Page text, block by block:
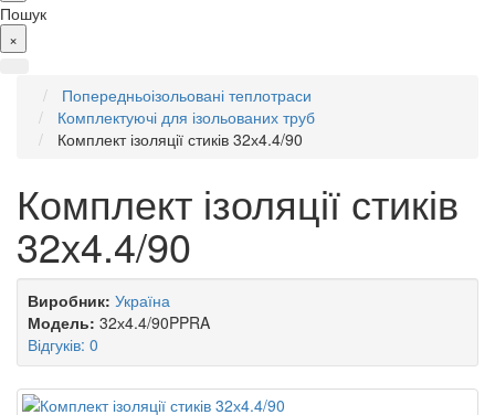
Пошук
×
Попередньоізольовані теплотраси
Комплектуючі для ізольованих труб
Комплект ізоляції стиків 32х4.4/90
Комплект ізоляції стиків
32х4.4/90
Виробник: Україна
Модель: 32х4.4/90PPRA
Відгуків: 0